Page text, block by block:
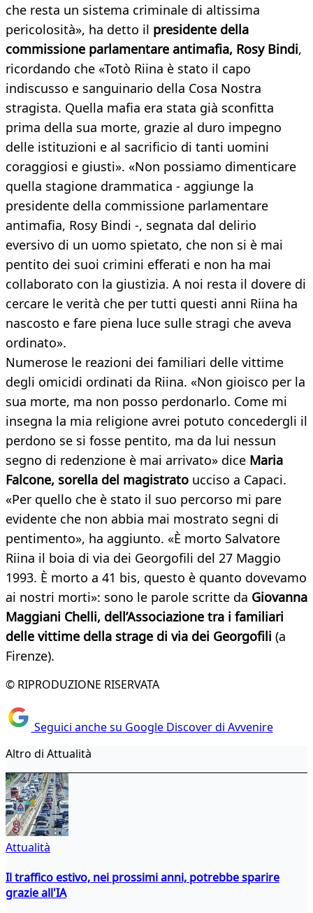
che resta un sistema criminale di altissima
pericolosità», ha detto il presidente della
commissione parlamentare antimafia, Rosy Bindi,
ricordando che «Totò Riina è stato il capo
indiscusso e sanguinario della Cosa Nostra
stragista. Quella mafia era stata già sconfitta
prima della sua morte, grazie al duro impegno
delle istituzioni e al sacrificio di tanti uomini
coraggiosi e giusti». «Non possiamo dimenticare
quella stagione drammatica - aggiunge la
presidente della commissione parlamentare
antimafia, Rosy Bindi -, segnata dal delirio
eversivo di un uomo spietato, che non si è mai
pentito dei suoi crimini efferati e non ha mai
collaborato con la giustizia. A noi resta il dovere di
cercare le verità che per tutti questi anni Riina ha
nascosto e fare piena luce sulle stragi che aveva
ordinato».
Numerose le reazioni dei familiari delle vittime
degli omicidi ordinati da Riina. «Non gioisco per la
sua morte, ma non posso perdonarlo. Come mi
insegna la mia religione avrei potuto concedergli il
perdono se si fosse pentito, ma da lui nessun
segno di redenzione è mai arrivato» dice Maria
Falcone, sorella del magistrato ucciso a Capaci.
«Per quello che è stato il suo percorso mi pare
evidente che non abbia mai mostrato segni di
pentimento», ha aggiunto. «È morto Salvatore
Riina il boia di via dei Georgofili del 27 Maggio
1993. È morto a 41 bis, questo è quanto dovevamo
ai nostri morti»: sono le parole scritte da Giovanna
Maggiani Chelli, dell’Associazione tra i familiari
delle vittime della strage di via dei Georgofili (a
Firenze).
© RIPRODUZIONE RISERVATA
Seguici anche su Google Discover di Avvenire
Altro di Attualità
Attualità
Il traffico estivo, nei prossimi anni, potrebbe sparire
grazie all'IA